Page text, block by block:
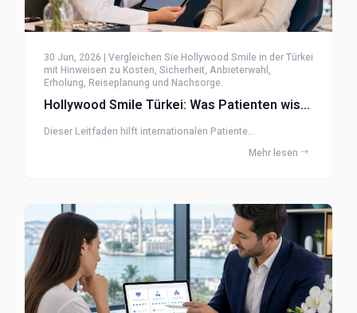
30 Jun, 2026 | Vergleichen Sie Hollywood Smile in der Türkei
mit Hinweisen zu Kosten, Sicherheit, Anbieterwahl,
Erholung, Reiseplanung und Nachsorge.
Hollywood Smile Türkei: Was Patienten wissen sollten
Dieser Leitfaden hilft internationalen Patiente...
Mehr lesen